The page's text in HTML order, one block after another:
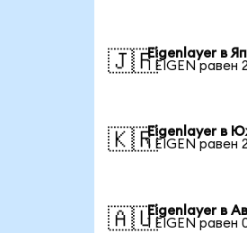
🇯🇵Eigenlayer в
1 EIGEN равен
🇰🇷Eigenlayer в
1 EIGEN равен
🇦🇺Eigenlayer в
1 EIGEN равен